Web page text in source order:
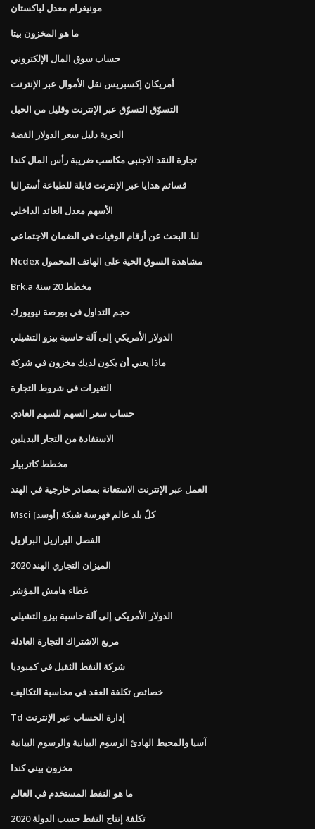
مونيغرام معدل لباكستان
ما هو المخزون بيتا
حساب سوق المال الإلكتروني
أمريكان إكسبريس نقل الأموال عبر الإنترنت
التسوّق التسوّق عبر الإنترنت وقليل من الحيل
الحرية دليل سعر الدولار الفضة
تجارة النقد الاجنبى مكاسب ضريبة رأس المال كندا
قسائم هدايا عبر الإنترنت قابلة للطباعة أستراليا
الأسهم معدل العائد الداخلي
لنا. البحث عن أرقام الوفيات في الضمان الاجتماعي
Ncdex مشاهدة السوق الحية على الهاتف المحمول
Brk.a مخطط 20 سنة
حجم التداول في بورصة نيويورك
الدولار الأمريكي إلى آلة حاسبة بيزو التشيلي
ماذا يعني أن يكون لديك مخزون في شركة
التغيرات في شروط التجارة
حساب سعر السهم للسهم العادي
الاستفادة من التجار البديلين
مخطط كاتربيلر
العمل عبر الإنترنت الاستعانة بمصادر خارجية في الهند
Msci كلّ بلد عالم فهرسة شبكة [أوسد]
الفصل البرازيل البرازيل
الميزان التجاري الهند 2020
غطاء هامش المؤشر
الدولار الأمريكي إلى آلة حاسبة بيزو التشيلي
مربع الاشتراك التجارة العادلة
شركة النفط الثقيل في كمبوديا
خصائص تكلفة العقد في محاسبة التكاليف
Td إدارة الحساب عبر الإنترنت
آسيا والمحيط الهادئ الرسوم البيانية والرسوم البيانية
مخزون بيني كندا
ما هو النفط المستخدم في العالم
تكلفة إنتاج النفط حسب الدولة 2020